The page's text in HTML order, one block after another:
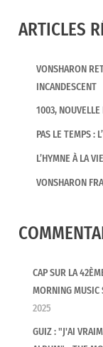
ARTICLES
VONSHARON
INCANDESCENT
1003, NOUVELLE
PAS LE TEMPS :
L’HYMNE À LA
VONSHARON
CAP SUR LA
MORNING MUSIC
2025
GUIZ : "J'AI